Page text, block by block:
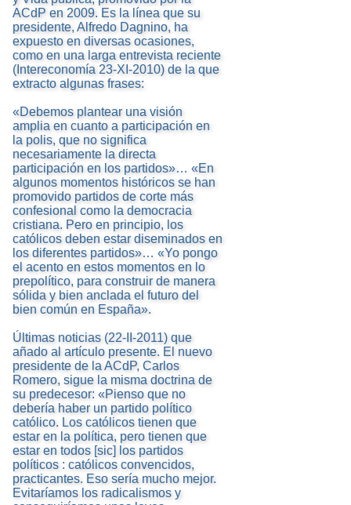
ACdP en 2009. Es la línea que su
presidente, Alfredo Dagnino, ha
expuesto en diversas ocasiones,
como en una larga entrevista reciente
(Intereconomía 23-XI-2010) de la que
extracto algunas frases:
«Debemos plantear una visión
amplia en cuanto a participación en
la polis, que no significa
necesariamente la directa
participación en los partidos»… «En
algunos momentos históricos se han
promovido partidos de corte más
confesional como la democracia
cristiana. Pero en principio, los
católicos deben estar diseminados en
los diferentes partidos»… «Yo pongo
el acento en estos momentos en lo
prepolítico, para construir de manera
sólida y bien anclada el futuro del
bien común en España».
Últimas noticias (22-II-2011) que
añado al artículo presente. El nuevo
presidente de la ACdP, Carlos
Romero, sigue la misma doctrina de
su predecesor: «Pienso que no
debería haber un partido político
católico. Los católicos tienen que
estar en la política, pero tienen que
estar en todos [sic] los partidos
políticos : católicos convencidos,
practicantes. Eso sería mucho mejor.
Evitaríamos los radicalismos y